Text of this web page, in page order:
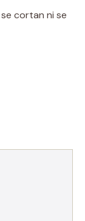
cortan ni se